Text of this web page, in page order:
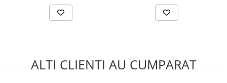
ALTI CLIENTI AU CUMPARAT